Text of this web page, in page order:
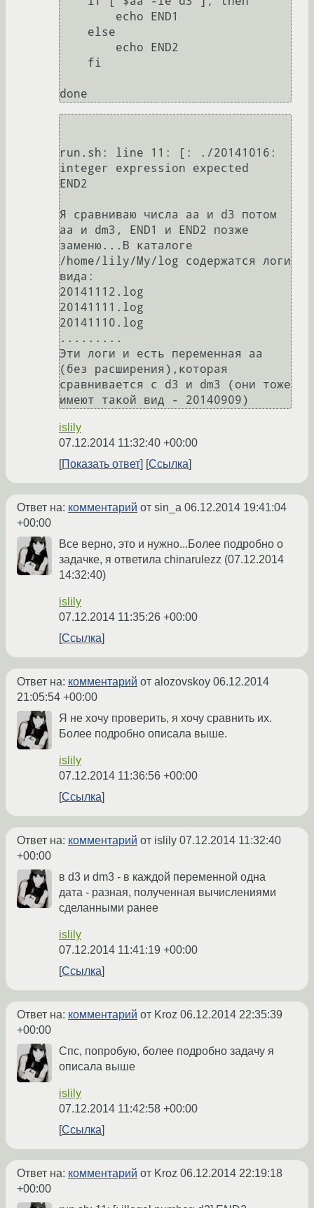
done
run.sh: line 11: [: ./20141016:
integer expression expected
END2
Я сравниваю числа аа и d3 потом
аа и dm3, ЕND1 и ЕND2 позже
заменю...В каталоге
/home/lily/My/log содержатся логи
вида:
20141112.log
20141111.log
20141110.log
.........
Эти логи и есть переменная аа
(без расширения),которая
сравнивается с d3 и dm3 (они тоже
имеют такой вид - 20140909)
islily
07.12.2014 11:32:40 +00:00
Показать ответ
Ссылка
Ответ на: комментарий от sin_a 06.12.2014 19:41:04
+00:00
Все верно, это и нужно...Более подробно о
задачке, я ответила chinarulezz (07.12.2014
14:32:40)
islily
07.12.2014 11:35:26 +00:00
Ссылка
Ответ на: комментарий от alozovskoy 06.12.2014
21:05:54 +00:00
Я не хочу проверить, я хочу сравнить их.
Более подробно описала выше.
islily
07.12.2014 11:36:56 +00:00
Ссылка
Ответ на: комментарий от islily 07.12.2014 11:32:40
+00:00
в d3 и dm3 - в каждой переменной одна
дата - разная, полученная вычислениями
сделанными ранее
islily
07.12.2014 11:41:19 +00:00
Ссылка
Ответ на: комментарий от Kroz 06.12.2014 22:35:39
+00:00
Спс, попробую, более подробно задачу я
описала выше
islily
07.12.2014 11:42:58 +00:00
Ссылка
Ответ на: комментарий от Kroz 06.12.2014 22:19:18
+00:00